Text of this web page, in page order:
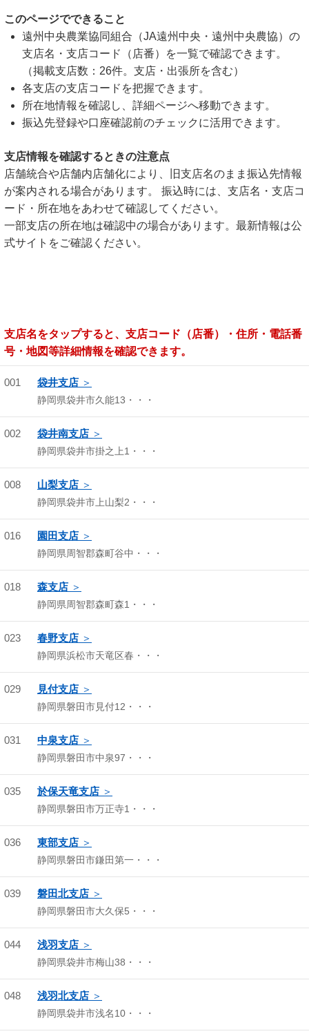
このページでできること
遠州中央農業協同組合（JA遠州中央・遠州中央農協）の
支店名・支店コード（店番）を一覧で確認できます。
（掲載支店数：26件。支店・出張所を含む）
各支店の支店コードを把握できます。
所在地情報を確認し、詳細ページへ移動できます。
振込先登録や口座確認前のチェックに活用できます。
支店情報を確認するときの注意点
店舗統合や店舗内店舗化により、旧支店名のまま振込先情報
が案内される場合があります。 振込時には、支店名・支店コ
ード・所在地をあわせて確認してください。
一部支店の所在地は確認中の場合があります。最新情報は公
式サイトをご確認ください。
支店名をタップすると、支店コード（店番）・住所・電話番
号・地図等詳細情報を確認できます。
001 袋井支店
静岡県袋井市久能13・・・
002 袋井南支店
静岡県袋井市掛之上1・・・
008 山梨支店
静岡県袋井市上山梨2・・・
016 園田支店
静岡県周智郡森町谷中・・・
018 森支店
静岡県周智郡森町森1・・・
023 春野支店
静岡県浜松市天竜区春・・・
029 見付支店
静岡県磐田市見付12・・・
031 中泉支店
静岡県磐田市中泉97・・・
035 於保天竜支店
静岡県磐田市万正寺1・・・
036 東部支店
静岡県磐田市鎌田第一・・・
039 磐田北支店
静岡県磐田市大久保5・・・
044 浅羽支店
静岡県袋井市梅山38・・・
048 浅羽北支店
静岡県袋井市浅名10・・・